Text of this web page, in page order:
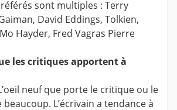
sont multiples : Terry
David Eddings, Tolkien,
Hayder, Fred Vagras Pierre
les critiques apportent à
neuf que porte le critique ou le
L’écrivain a tendance à